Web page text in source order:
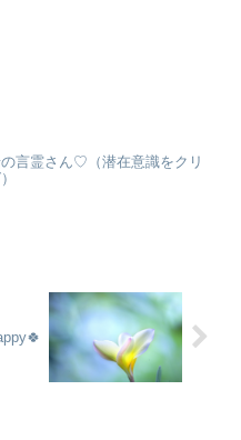
言霊さん♡（潜在意識をクリ